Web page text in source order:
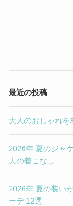
最近の投稿
大人のおしゃれ
2026年 夏のジャ
人の着こなし
2026年 夏の装い
ーデ 12選